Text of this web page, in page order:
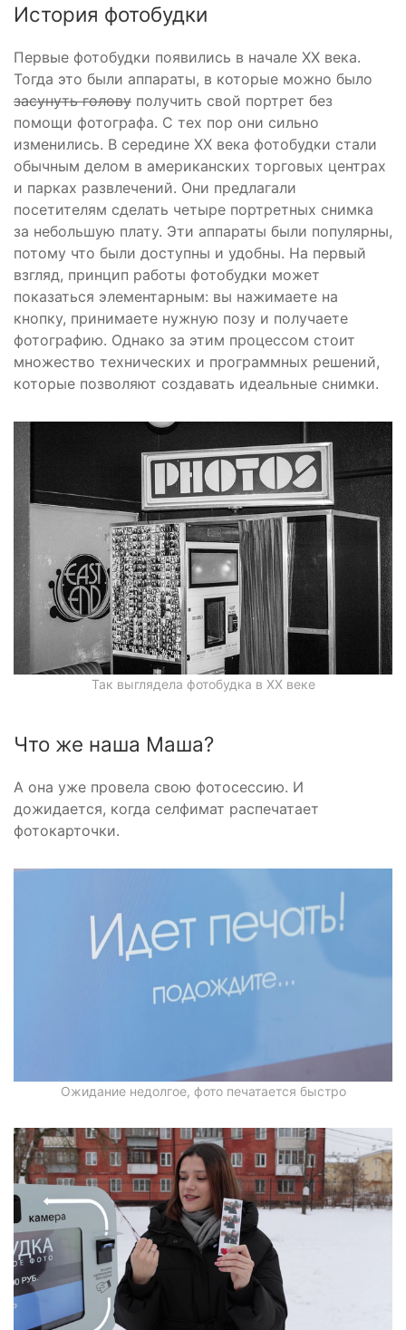
История фотобудки
Первые фотобудки появились в начале XX века.
Тогда это были аппараты, в которые можно было
засунуть голову получить свой портрет без
помощи фотографа. С тех пор они сильно
изменились. В середине XX века фотобудки стали
обычным делом в американских торговых центрах
и парках развлечений. Они предлагали
посетителям сделать четыре портретных снимка
за небольшую плату. Эти аппараты были популярны,
потому что были доступны и удобны. На первый
взгляд, принцип работы фотобудки может
показаться элементарным: вы нажимаете на
кнопку, принимаете нужную позу и получаете
фотографию. Однако за этим процессом стоит
множество технических и программных решений,
которые позволяют создавать идеальные снимки.
Так выглядела фотобудка в XX веке
Что же наша Маша?
А она уже провела свою фотосессию. И
дожидается, когда селфимат распечатает
фотокарточки.
Ожидание недолгое, фото печатается быстро